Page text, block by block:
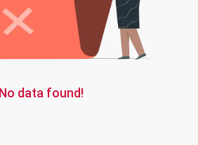
No data found!